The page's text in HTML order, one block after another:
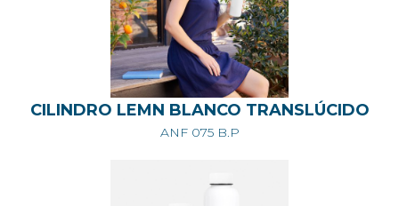
CILINDRO LEMN BLANCO TRANSLÚCIDO
ANF 075 B.P